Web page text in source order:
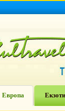
Европа